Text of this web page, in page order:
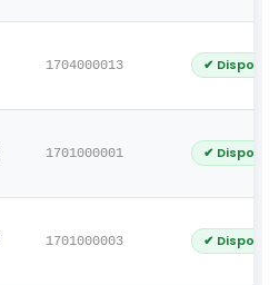
1704000013 ✔
1701000001 ✔
1701000003 ✔